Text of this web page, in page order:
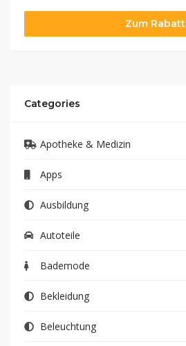
Zum Rabatt
Categories
Apotheke & Medizin
Apps
Ausbildung
Autoteile
Bademode
Bekleidung
Beleuchtung